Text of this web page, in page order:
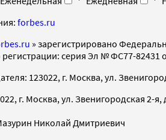
forbes.ru
» зарегистрировано
серия Эл № ФС77-82431
123022, г. Москва, ул.
г. Москва, ул. Звенигородская 2-я,
Николай Дмитриевич